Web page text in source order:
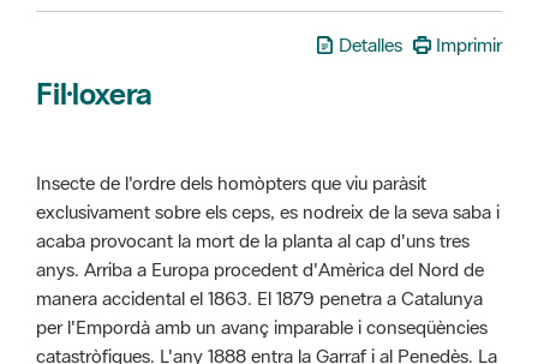
Detalles Imprimir
Fil·loxera
Insecte de l'ordre dels homòpters que viu paràsit
exclusivament sobre els ceps, es nodreix de la seva saba i
acaba provocant la mort de la planta al cap d'uns tres
anys. Arriba a Europa procedent d'Amèrica del Nord de
manera accidental el 1863. El 1879 penetra a Catalunya
per l'Empordà amb un avanç imparable i conseqüències
catastròfiques. L'any 1888 entra la Garraf i al Penedès. La